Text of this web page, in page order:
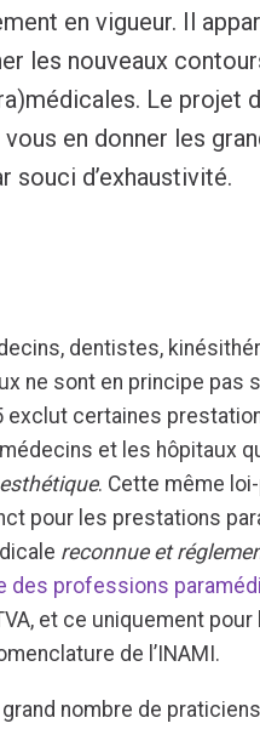
en vigueur. Il
les nouveaux
Le projet
en donner les
souci d’exhaustivité.
dentistes,
ne sont en principe pas
certaines
et les hôpitaux
. Cette même
pour les prestations
reconnue et
des professions
et ce uniquement
de l’INAMI.
nombre de